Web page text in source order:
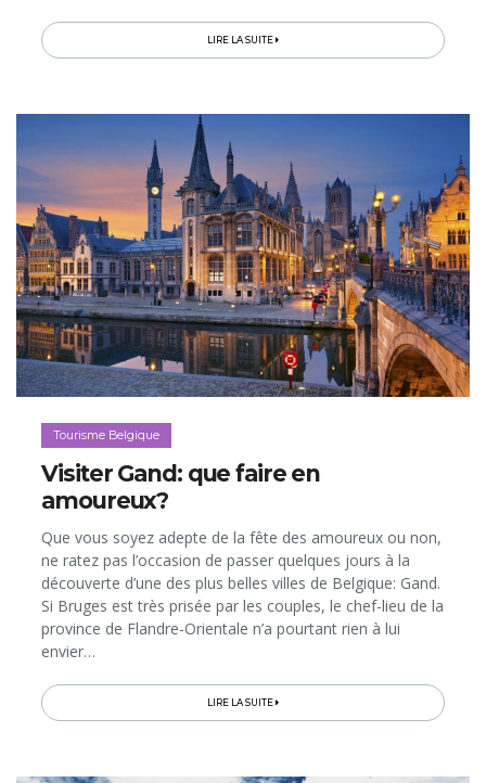
LIRE LA SUITE
Tourisme Belgique
Visiter Gand: que faire en
amoureux?
Que vous soyez adepte de la fête des amoureux ou non,
ne ratez pas l’occasion de passer quelques jours à la
découverte d’une des plus belles villes de Belgique: Gand.
Si Bruges est très prisée par les couples, le chef-lieu de la
province de Flandre-Orientale n’a pourtant rien à lui
envier…
LIRE LA SUITE